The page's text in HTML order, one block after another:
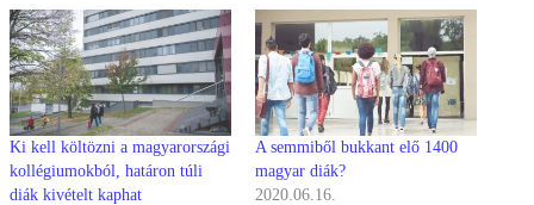
Ki kell költözni a magyarországi
kollégiumokból, határon túli
diák kivételt kaphat
A semmiből bukkant elő 1400
magyar diák?
2020.06.16.